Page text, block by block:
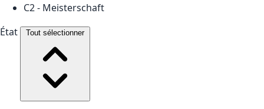
C2 - Meisterschaft
État
Tout sélectionner